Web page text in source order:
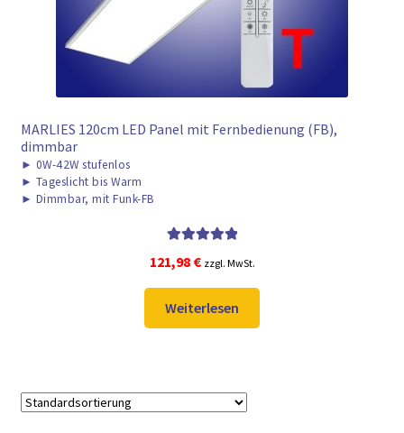
MARLIES 120cm LED Panel mit Fernbedienung (FB),
dimmbar
► 0W-42W stufenlos
► Tageslicht bis Warm
► Dimmbar, mit Funk-FB
5.00
von 5
121,98 € zzgl. MwSt.
Weiterlesen